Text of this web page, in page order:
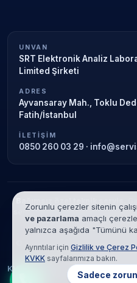
UNVAN
SRT Elektronik Analiz
Limited Şirketi
ADRES
Ayvansaray Mah., Toklu
Fatih/İstanbul
İLETIŞIM
0850 260 03 29 ·
servis kapsamındaki cihazlar için
tanımlama amaçlıdır; yetkili
© 2026 SRT Elektronik Analiz
Şirketi. Tüm
KVKK
Çerez Politikası
Zorunlu çerezler sitenin
ve pazarlama amaçlı
yalnızca aşağıda "Tümünü
Ayrıntılar için Gizlilik ve Çerez
KVKK sayfalarımıza bakın.
Sadece